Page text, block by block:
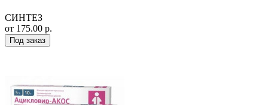
СИНТЕЗ
от 175.00 р.
Под заказ